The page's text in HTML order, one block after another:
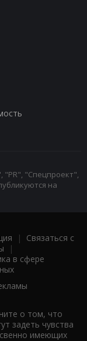
"Спецпроект",
на
| Связаться с
|
в сфере
о том, что
задеть чувства
имеющих